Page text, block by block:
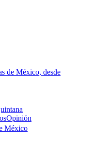
de México, desde
Opinión
México